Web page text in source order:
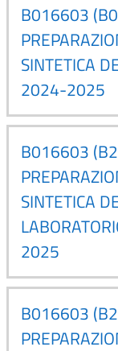
B016603
SINTETICA
2024-2025
B016603
SINTETICA
2025
B016603